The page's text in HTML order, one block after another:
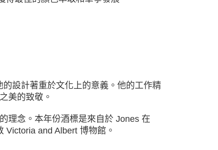
設計著重於文化上的意義。他的工作精
美的致敬。
理念。本年份酒標是來自於 Jones 在
and Albert 博物館。